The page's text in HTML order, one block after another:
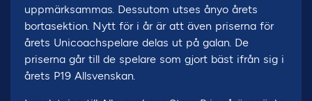
uppmärksammas. Dessutom utses ånyo årets
bortasektion. Nytt för i år är att även priserna för
årets Unicoachspelare delas ut på galan. De
priserna går till de spelare som gjort bäst ifrån sig i
årets P19 Allsvenskan.